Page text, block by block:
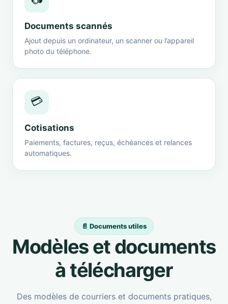
Documents scannés
Ajout depuis un ordinateur, un scanner ou l’appareil
photo du téléphone.
💳
Cotisations
Paiements, factures, reçus, échéances et relances
automatiques.
📄 Documents utiles
Modèles et documents
à télécharger
Des modèles de courriers et documents pratiques,